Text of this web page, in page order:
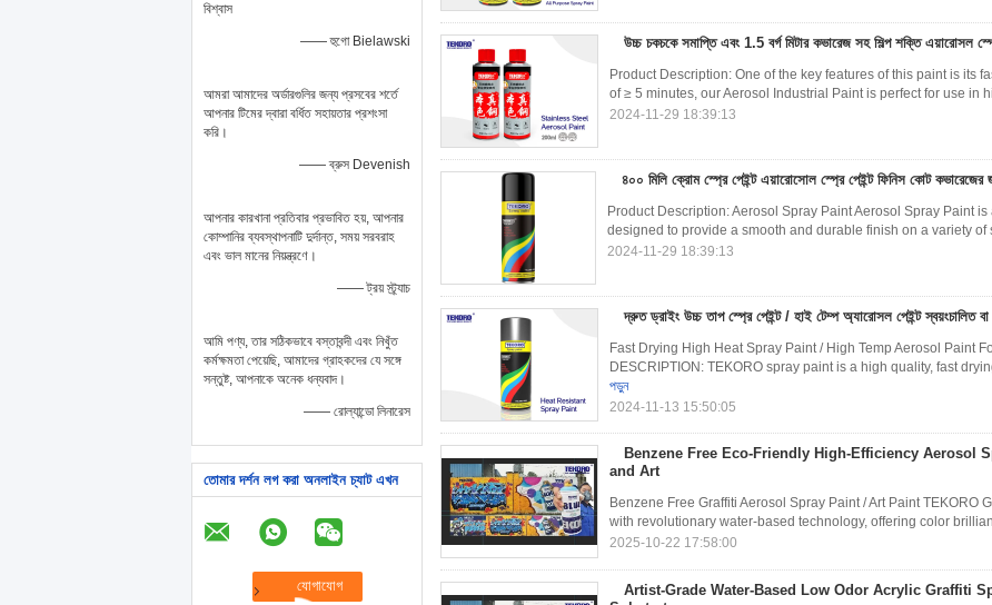
বিশ্বাস
—— হুগো Bielawski
আমরা আমাদের অর্ডারগুলির জন্য প্রসবের শর্তে
আপনার টিমের দ্বারা বর্ধিত সহায়তার প্রশংসা
করি।
—— ব্রুস Devenish
আপনার কারখানা প্রতিবার প্রভাবিত হয়, আপনার
কোম্পানির ব্যবস্থাপনাটি দুর্দান্ত, সময় সরবরাহ
এবং ভাল মানের নিয়ন্ত্রণে।
—— ট্রয় স্ট্র্যাচ
আমি পণ্য, তার সঠিকভাবে বস্তাবন্দী এবং নিখুঁত
কর্মক্ষমতা পেয়েছি, আমাদের গ্রাহকদের যে সঙ্গে
সন্তুষ্ট, আপনাকে অনেক ধন্যবাদ।
—— রোল্যান্ডো লিনারেস
তোমার দর্শন লগ করা অনলাইন চ্যাট এখন
উচ্চ চকচকে সমাপ্তি এবং 1.5 বর্গ মিটার কভারেজ সহ শিল্প শক্তি এয়ারোসল
Product Description: One of the key features of this paint is its
of ≥ 5 minutes, our Aerosol Industrial Paint is perfect for use in
2024-11-29 18:39:13
৪০০ মিলি ক্রোম স্প্রে পেইন্ট এয়ারোসোল স্প্রে পেইন্ট ফিনিস কোট কভারেজের
Product Description: Aerosol Spray Paint Aerosol Spray Paint
designed to provide a smooth and durable finish on a variety of
2024-11-29 18:39:13
দ্রুত ড্রাইং উচ্চ তাপ স্প্রে পেইন্ট / হাই টেম্প অ্যারোসল পেইন্ট স্বয়ংচালিত
Fast Drying High Heat Spray Paint / High Temp Aerosol Paint
DESCRIPTION: TEKORO spray paint is a high quality, fast
পড়ুন
2024-11-13 15:50:05
Benzene Free Eco-Friendly High-Efficiency Aerosol
and Art
Benzene Free Graffiti Aerosol Spray Paint / Art Paint TEKORO
with revolutionary water-based technology, offering color
2025-10-22 17:58:00
Artist-Grade Water-Based Low Odor Acrylic Graffiti